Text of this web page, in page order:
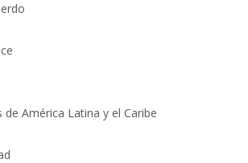
de América Latina y el Caribe